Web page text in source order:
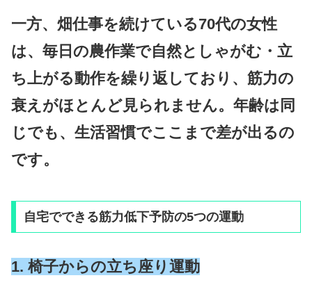
一方、畑仕事を続けている70代の女性
は、毎日の農作業で自然としゃがむ・立
ち上がる動作を繰り返しており、筋力の
衰えがほとんど見られません。年齢は同
じでも、生活習慣でここまで差が出るの
です。
自宅でできる筋力低下予防の5つの運動
1. 椅子からの立ち座り運動